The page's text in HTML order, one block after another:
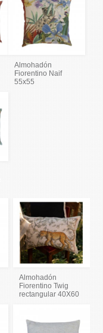
Almohadón
Fiorentino Naif
55x55
Almohadón
Fiorentino Twig
rectangular 40X60